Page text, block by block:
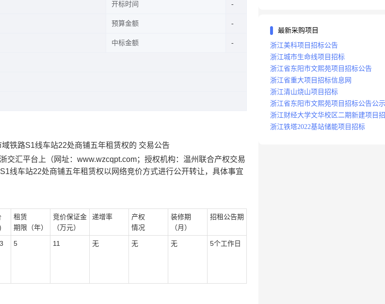
开标时间
预算金额
中标金额
铁路S1线车站22处商铺五年租赁权的 交易公告
交汇平台上（网址： www.wzcqpt.com；授权机构：温州联合产权交易
S1线车站22处商铺五年租赁权以网络竞价方式进行公开转让，具体事宜
租赁
期限（年）
竞价保证金
（万元）
递增率
产权
情况
装修期
（月）
招租公告期
5 11 无 无 无 5个工作日
最新采购项目
浙江美科项目招标公告
浙江城市生命线项目招标
浙江省东阳市文熙苑项目招标公告
浙江省重大项目招标信息网
浙江清山烧山项目招标
浙江省东阳市文熙苑项目招标公告公示
浙江财经大学文华校区二期新建项目
浙江铁塔2022基站储能项目招标